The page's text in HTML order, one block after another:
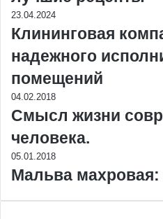
23.04.2024
Клининговая
надежного
помещений
04.02.2018
Смысл жизни
человека.
05.01.2018
Мальва махровая: